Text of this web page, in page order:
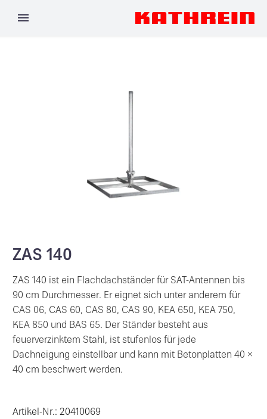
ZAS 140
ZAS 140 ist ein Flachdachständer für SAT-Antennen bis
90 cm Durchmesser. Er eignet sich unter anderem für
CAS 06, CAS 60, CAS 80, CAS 90, KEA 650, KEA 750,
KEA 850 und BAS 65. Der Ständer besteht aus
feuerverzinktem Stahl, ist stufenlos für jede
Dachneigung einstellbar und kann mit Betonplatten 40 ×
40 cm beschwert werden.
Artikel-Nr.: 20410069